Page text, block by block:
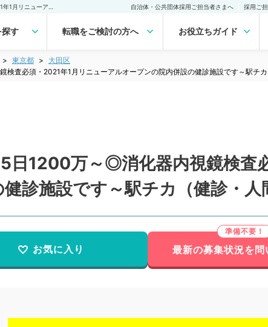
自治体・公共団体採用ご担当者さまへ 採用ご
す 転職をご検討の方へ お役立ちガイド
東京都
大田区
査必須・2021年1月リニューアルオープンの院内併設の健診施設です～駅チカ
日1200万～◎消化器内視鏡検査
診施設です～駅チカ（健診・人
お気に入り 最新の募集状況を問